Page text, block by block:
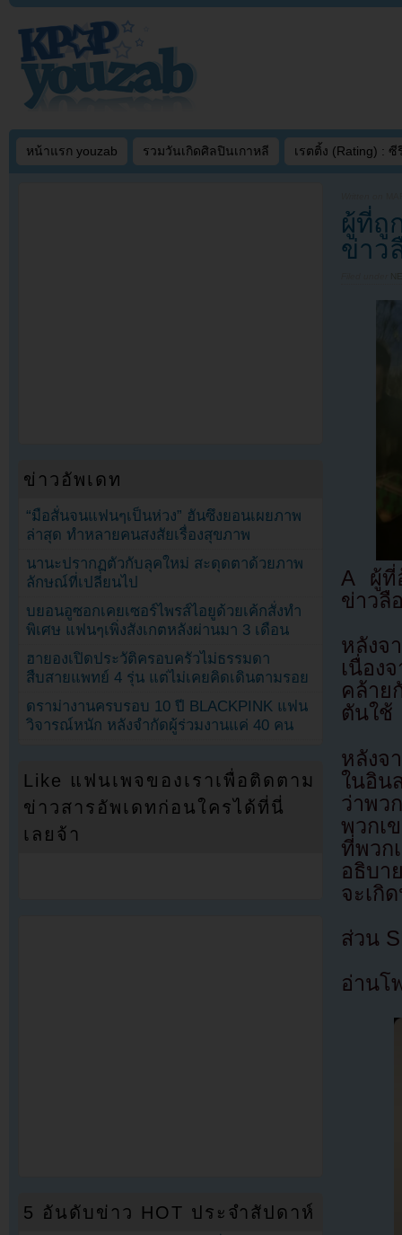
หน้าแรก youzab รวมวันเกิดศิลปินเกาหลี เรตติ้ง (Rating) : ซี
ผู้ที่ถู
ข่าว
A ผู้ที่
ข่าวลื
หลัง
เนื่อง
คล้าย
ตันใช้
หลังจ
ในอิน
ว่าพว
พวกเ
ที่พวก
อธิบา
จะเกิ
ส่วน
อ่านโ
ข่าวอัพเดท
“มือสั่นจนแฟนๆเป็นห่วง” ฮันซึงยอนเผยภาพ
ล่าสุด ทำหลายคนสงสัยเรื่องสุขภาพ
นานะปรากฏตัวกับลุคใหม่ สะดุดตาด้วยภาพ
ลักษณ์ที่เปลี่ยนไป
บยอนอูซอกเคยเซอร์ไพรส์ไอยูด้วยเค้กสั่งทำ
พิเศษ แฟนๆเพิ่งสังเกตหลังผ่านมา 3 เดือน
ฮายองเปิดประวัติครอบครัวไม่ธรรมดา
สืบสายแพทย์ 4 รุ่น แต่ไม่เคยคิดเดินตามรอย
ดราม่างานครบรอบ 10 ปี BLACKPINK แฟน
วิจารณ์หนัก หลังจำกัดผู้ร่วมงานแค่ 40 คน
Like แฟนเพจของเราเพื่อติดตาม
ข่าวสารอัพเดทก่อนใครได้ที่นี่
เลยจ้า
5 อันดับข่าว HOT ประจำสัปดาห์